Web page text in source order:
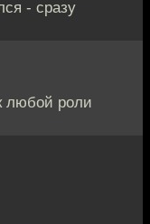
- сразу
любой роли